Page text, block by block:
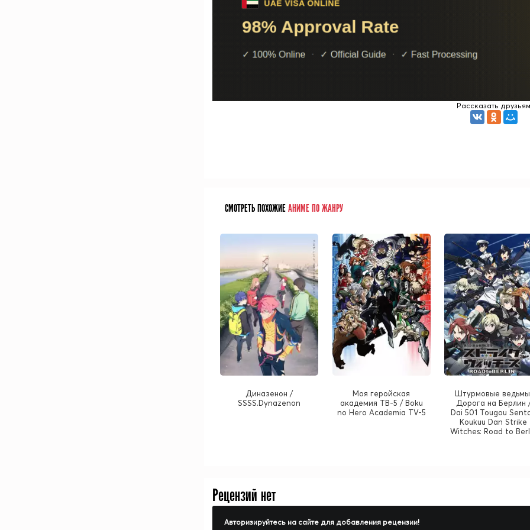
Рассказать друзьям
СМОТРЕТЬ ПОХОЖИЕАНИМЕ ПО ЖАНРУ
Диназенон /
SSSS.Dynazenon
Моя геройская
академия ТВ-5 / Boku
no Hero Academia TV-5
Штурмовые
Дорога на Берлин
Dai 501 Tougou
Koukuu Dan Strike
Witches: Road to
Рецензий нет
Авторизируйтесь на сайте для добавления рецензии!